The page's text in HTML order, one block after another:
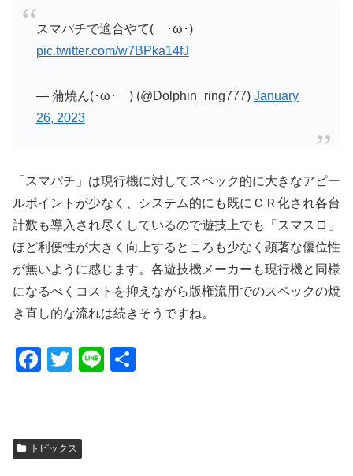
スマパチで適合やて( ･ω･)
pic.twitter.com/w7BPka14fJ
— 蒲焼ん(･ω･ ) (@Dolphin_ring777) January
26, 2023
「スマパチ」は現行機に対してスペック的に大きなアピー
ルポイントが少なく、システム的にも既にＣＲ化され各台
計数も導入され尽くしているので遊技上でも「スマスロ」
ほど利便性が大きく向上するところも少なく顕著な優位性
が無いように感じます。各遊技機メーカーも現行機と同様
になるべくコストを抑えながら版権流用でのスペックの焼
き直し的な流れは続きそうですね。
F
e
b
T
er
Li
トピックス